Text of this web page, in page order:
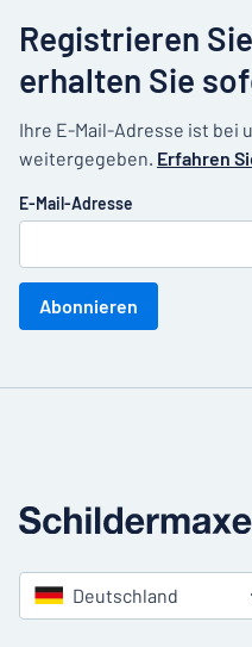
Registrieren
erhalten Sie
Ihre E-Mail-Adresse ist bei
weitergegeben. Erfahren
E-Mail-Adresse
Abonnieren
Deutschland